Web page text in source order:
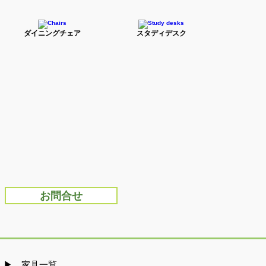
ダイニングチェア スタディデスク
お問合せ